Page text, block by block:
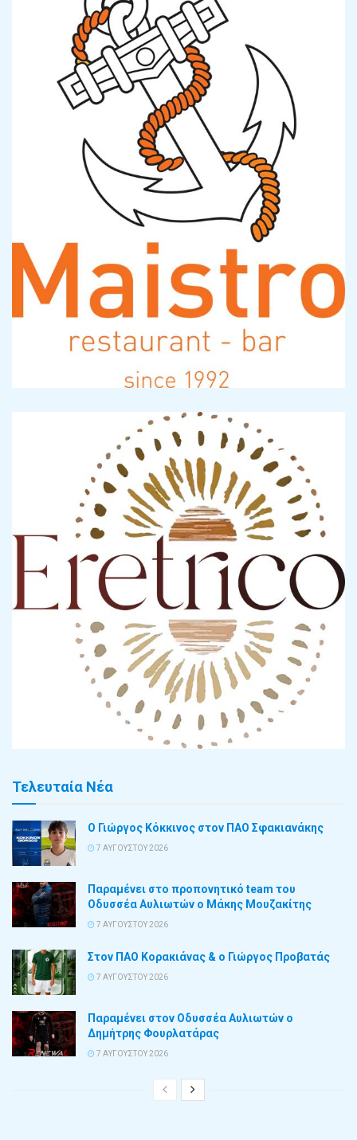
Τελευταία Νέα
Ο Γιώργος Κόκκινος στον ΠΑΟ Σφακιανάκης
7 ΑΥΓΟΎΣΤΟΥ 2026
Παραμένει στο προπονητικό team του
Οδυσσέα Αυλιωτών ο Μάκης Μουζακίτης
7 ΑΥΓΟΎΣΤΟΥ 2026
Στον ΠΑΟ Κορακιάνας & ο Γιώργος Προβατάς
7 ΑΥΓΟΎΣΤΟΥ 2026
Παραμένει στον Οδυσσέα Αυλιωτών ο
Δημήτρης Φουρλατάρας
7 ΑΥΓΟΎΣΤΟΥ 2026